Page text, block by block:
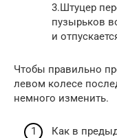
3.Штуцер
пузырьков
и
Чтобы правильно
левом колесе
немного изменить.
Как в